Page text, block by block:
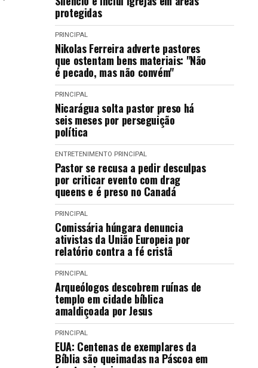
protegidas
PRINCIPAL
Nikolas Ferreira adverte pastores
que ostentam bens materiais: "Não
é pecado, mas não convém"
PRINCIPAL
Nicarágua solta pastor preso há
seis meses por perseguição
política
ENTRETENIMENTO PRINCIPAL
Pastor se recusa a pedir desculpas
por criticar evento com drag
queens e é preso no Canadá
PRINCIPAL
Comissária húngara denuncia
ativistas da União Europeia por
relatório contra a fé cristã
PRINCIPAL
Arqueólogos descobrem ruínas de
templo em cidade bíblica
amaldiçoada por Jesus
PRINCIPAL
EUA: Centenas de exemplares da
Bíblia são queimadas na Páscoa em